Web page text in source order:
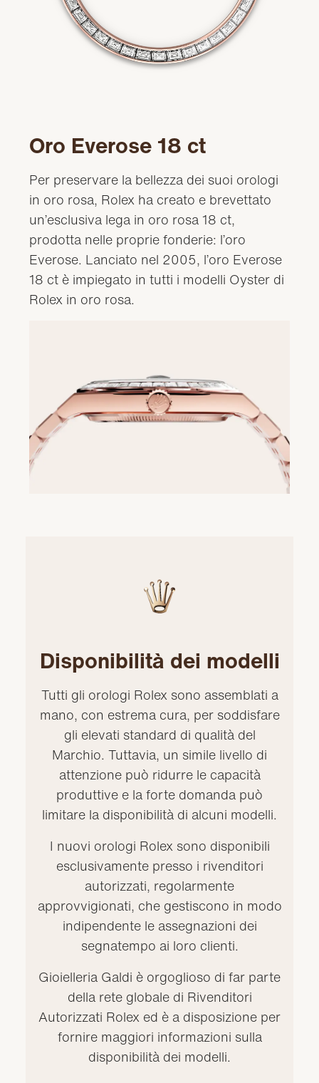
Oro Everose 18 ct
Per preservare la bellezza dei suoi orologi
in oro rosa, Rolex ha creato e brevettato
un’esclusiva lega in oro rosa 18 ct,
prodotta nelle proprie fonderie: l’oro
Everose. Lanciato nel 2005, l’oro Everose
18 ct è impiegato in tutti i modelli Oyster di
Rolex in oro rosa.
Disponibilità dei modelli
Tutti gli orologi Rolex sono assemblati a
mano, con estrema cura, per soddisfare
gli elevati standard di qualità del
Marchio. Tuttavia, un simile livello di
attenzione può ridurre le capacità
produttive e la forte domanda può
limitare la disponibilità di alcuni modelli.
I nuovi orologi Rolex sono disponibili
esclusivamente presso i rivenditori
autorizzati, regolarmente
approvvigionati, che gestiscono in modo
indipendente le assegnazioni dei
segnatempo ai loro clienti.
Gioielleria Galdi è orgoglioso di far parte
della rete globale di Rivenditori
Autorizzati Rolex ed è a disposizione per
fornire maggiori informazioni sulla
disponibilità dei modelli.